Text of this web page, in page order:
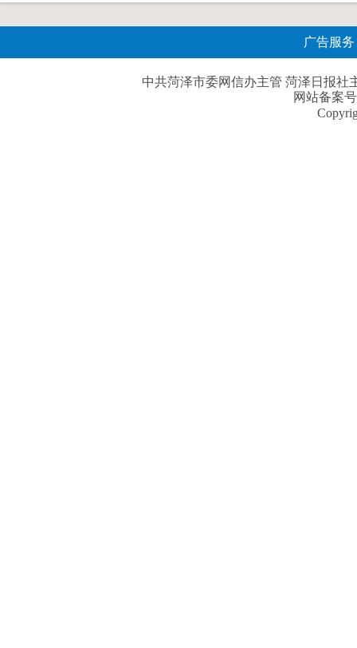
广告服务
中共菏泽市委网信办主管 菏泽日报社
网站备案